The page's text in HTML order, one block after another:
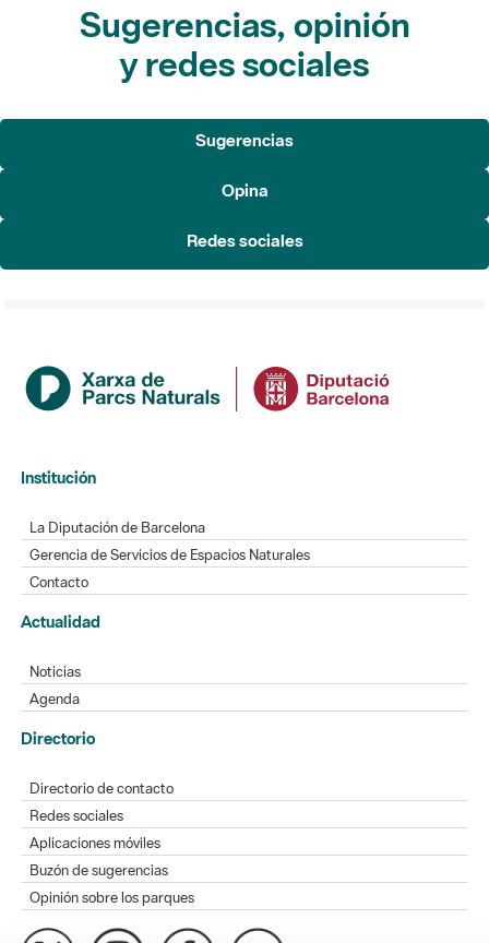
Sugerencias, opinión
y redes sociales
Sugerencias
Opina
Redes sociales
Institución
La Diputación de Barcelona
Gerencia de Servicios de Espacios Naturales
Contacto
Actualidad
Noticias
Agenda
Directorio
Directorio de contacto
Redes sociales
Aplicaciones móviles
Buzón de sugerencias
Opinión sobre los parques